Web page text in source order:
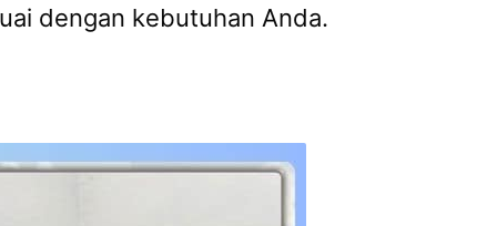
dengan kebutuhan Anda.